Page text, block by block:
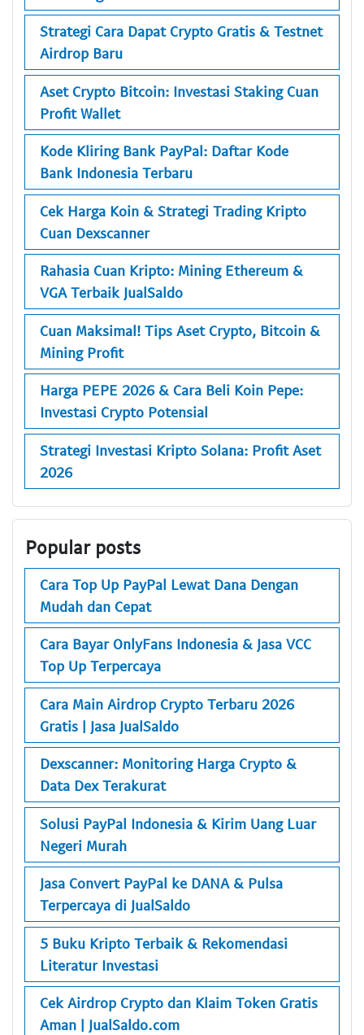
Strategi Cara Dapat Crypto Gratis & Testnet
Airdrop Baru
Aset Crypto Bitcoin: Investasi Staking Cuan
Profit Wallet
Kode Kliring Bank PayPal: Daftar Kode
Bank Indonesia Terbaru
Cek Harga Koin & Strategi Trading Kripto
Cuan Dexscanner
Rahasia Cuan Kripto: Mining Ethereum &
VGA Terbaik JualSaldo
Cuan Maksimal! Tips Aset Crypto, Bitcoin &
Mining Profit
Harga PEPE 2026 & Cara Beli Koin Pepe:
Investasi Crypto Potensial
Strategi Investasi Kripto Solana: Profit Aset
2026
Popular posts
Cara Top Up PayPal Lewat Dana Dengan
Mudah dan Cepat
Cara Bayar OnlyFans Indonesia & Jasa VCC
Top Up Terpercaya
Cara Main Airdrop Crypto Terbaru 2026
Gratis | Jasa JualSaldo
Dexscanner: Monitoring Harga Crypto &
Data Dex Terakurat
Solusi PayPal Indonesia & Kirim Uang Luar
Negeri Murah
Jasa Convert PayPal ke DANA & Pulsa
Terpercaya di JualSaldo
5 Buku Kripto Terbaik & Rekomendasi
Literatur Investasi
Cek Airdrop Crypto dan Klaim Token Gratis
Aman | JualSaldo.com